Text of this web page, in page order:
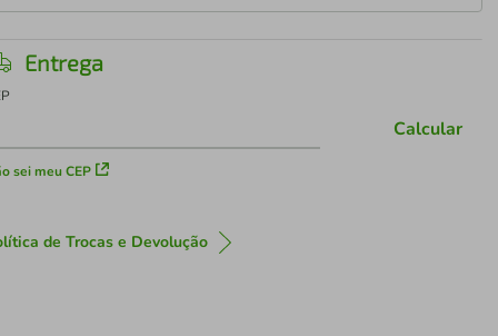
Entrega
sei meu CEP
Calcular
de Trocas e Devolução